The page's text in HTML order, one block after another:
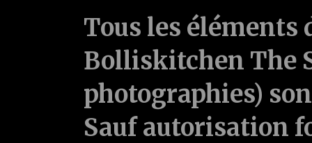
Tous les
Bolliskitchen The
photographies)
Sauf autorisation